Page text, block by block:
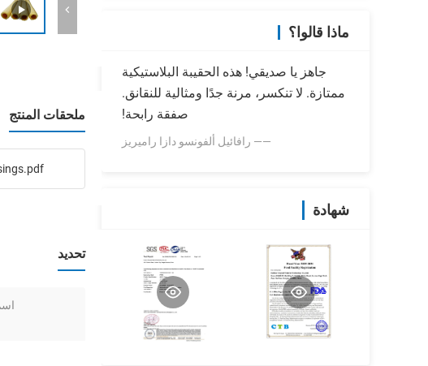
ماذا قالوا؟
جاهز يا صديقي! هذه الحقيبة البلاستيكية
ممتازة. لا تنكسر، مرنة جدًا ومثالية للنقانق.
صفقة رابحة!
—— رافائيل ألفونسو دازا راميريز
شهادة
ملحقات المنتج
تحديد